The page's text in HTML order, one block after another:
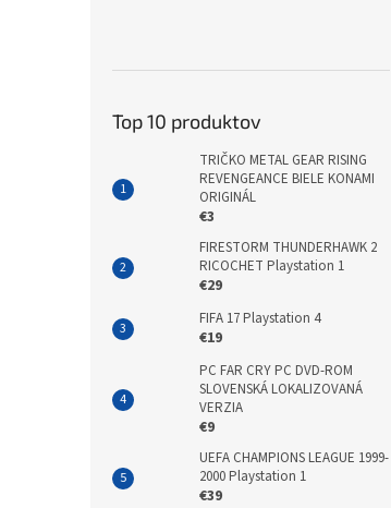
Top 10 produktov
TRIČKO METAL GEAR RISING
REVENGEANCE BIELE KONAMI
ORIGINÁL
€3
FIRESTORM THUNDERHAWK 2
RICOCHET Playstation 1
€29
FIFA 17 Playstation 4
€19
PC FAR CRY PC DVD-ROM
SLOVENSKÁ LOKALIZOVANÁ
VERZIA
€9
UEFA CHAMPIONS LEAGUE 1999-
2000 Playstation 1
€39